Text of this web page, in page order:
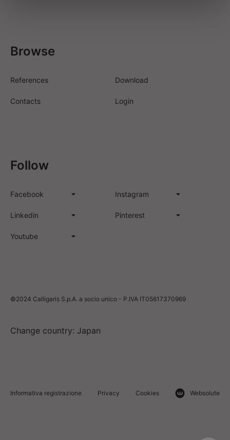
Browse
References Download
Contacts Login
Follow
Facebook Instagram
Linkedin Pinterest
Youtube
©2024 Calligaris S.p.A. a socio unico - P.IVA IT05617370969
Change country: Japan
Informativa registrazione Privacy Cookies Websolute